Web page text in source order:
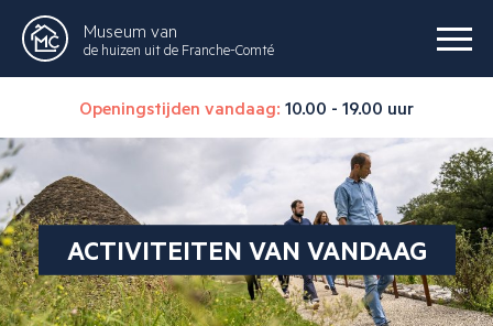
Museum van
de huizen uit de Franche-Comté
Openingstijden vandaag: 10.00 - 19.00 uur
ACTIVITEITEN VAN VANDAAG